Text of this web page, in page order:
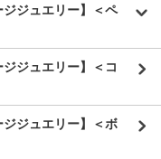
ジュエリー】＜ペ
ジュエリー】＜コ
ジュエリー】＜ボ